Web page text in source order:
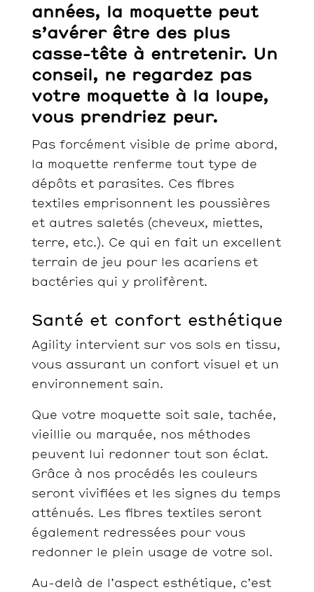
années, la moquette peut
s’avérer être des plus
casse-tête à entretenir. Un
conseil, ne regardez pas
votre moquette à la loupe,
vous prendriez peur.
Pas forcément visible de prime abord,
la moquette renferme tout type de
dépôts et parasites. Ces fibres
textiles emprisonnent les poussières
et autres saletés (cheveux, miettes,
terre, etc.). Ce qui en fait un excellent
terrain de jeu pour les acariens et
bactéries qui y prolifèrent.
Santé et confort esthétique
Agility intervient sur vos sols en tissu,
vous assurant un confort visuel et un
environnement sain.
Que votre moquette soit sale, tachée,
vieillie ou marquée, nos méthodes
peuvent lui redonner tout son éclat.
Grâce à nos procédés les couleurs
seront vivifiées et les signes du temps
atténués. Les fibres textiles seront
également redressées pour vous
redonner le plein usage de votre sol.
Au-delà de l’aspect esthétique, c’est